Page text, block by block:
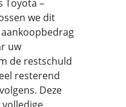
Toyota –
we dit
uw
de restschuld
resterend
Deze